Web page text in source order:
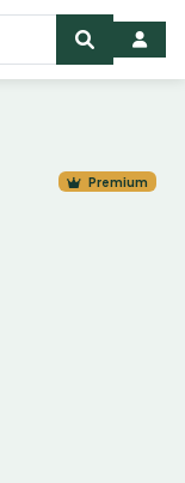
Premium